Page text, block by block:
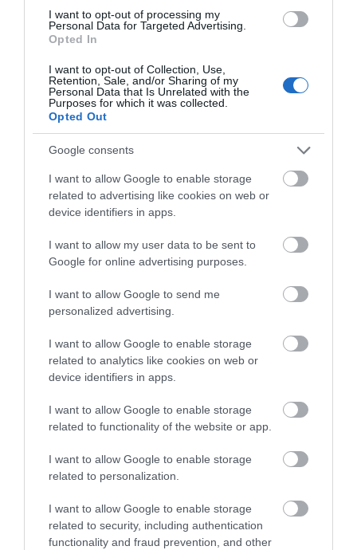
I want to opt-out of processing my
Personal Data for Targeted Advertising.
Opted In
I want to opt-out of Collection, Use,
Retention, Sale, and/or Sharing of my
Personal Data that Is Unrelated with the
Purposes for which it was collected.
Opted Out
Google consents
I want to allow Google to enable storage
related to advertising like cookies on web or
device identifiers in apps.
I want to allow my user data to be sent to
Google for online advertising purposes.
I want to allow Google to send me
personalized advertising.
I want to allow Google to enable storage
related to analytics like cookies on web or
device identifiers in apps.
I want to allow Google to enable storage
related to functionality of the website or app.
I want to allow Google to enable storage
related to personalization.
I want to allow Google to enable storage
related to security, including authentication
functionality and fraud prevention, and other
Καλοκαίρι στην Εύβοια: Πώς οι
νέοι γέμισαν με κόσμο και φέτος
το χωριό τους!
06.08.2026 | 09:30
Χωρίς νερό σήμερα αυτές οι
περιοχές της Εύβοιας
Ποιες περιοχές θα έχουν σήμερα
(6/8) διακοπή ρεύματος στην
Εύβοια
06.08.2026 | 09:00
Γνωρίστε τα
αρχαιολογικά
ευρήματα της Εύβοιας!
Δείτε τα σημεία
ξενάγησης
Δείτε εδώ που και πότε
θα γίνει το επόμενο